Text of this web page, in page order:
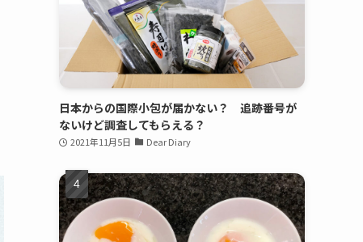
日本からの国際小包が届かない？ 追跡番号が
ないけど調査してもらえる？
2021年11月5日 Dear Diary